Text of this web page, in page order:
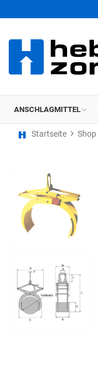
ANSCHLAGMITTEL
Startseite Shop